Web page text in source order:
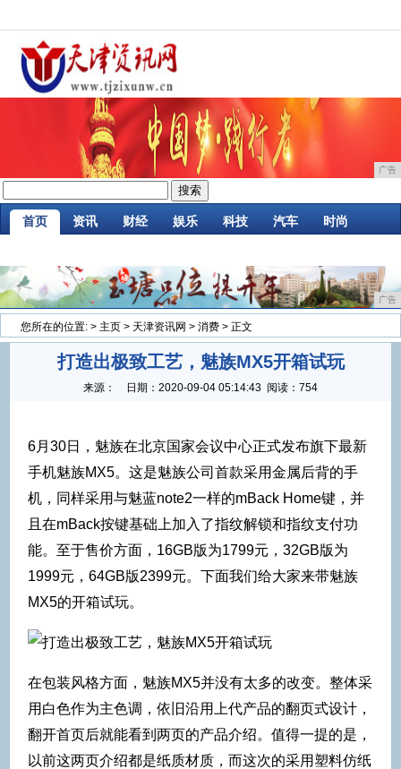
广告
首页 资讯 财经 娱乐 科技 汽车 时尚
广告
您所在的位置: > 主页 > 天津资讯网 > 消费 > 正文
打造出极致工艺，魅族MX5开箱试玩
来源： 日期： 2020-09-04 05:14:43 阅读：754
6月30日，魅族在北京国家会议中心正式发布旗下最新
手机魅族MX5。这是魅族公司首款采用金属后背的手
机，同样采用与魅蓝note2一样的mBack Home键，并
且在mBack按键基础上加入了指纹解锁和指纹支付功
能。至于售价方面，16GB版为1799元，32GB版为
1999元，64GB版2399元。下面我们给大家来带魅族
MX5的开箱试玩。
在包装风格方面，魅族MX5并没有太多的改变。整体采
用白色作为主色调，依旧沿用上代产品的翻页式设计，
翻开首页后就能看到两页的产品介绍。值得一提的是，
以前这两页介绍都是纸质材质，而这次的采用塑料仿纸